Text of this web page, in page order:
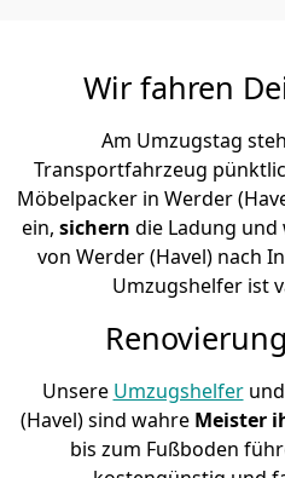
Wir fahren
Am Umzugstag
Transportfahrzeug
Möbelpacker in Werder
ein, sichern die Ladung
von Werder (Havel) nach
Umzugshelfer ist
Unsere Umzugshelferund
(Havel) sind wahre Meister
bis zum Fußboden